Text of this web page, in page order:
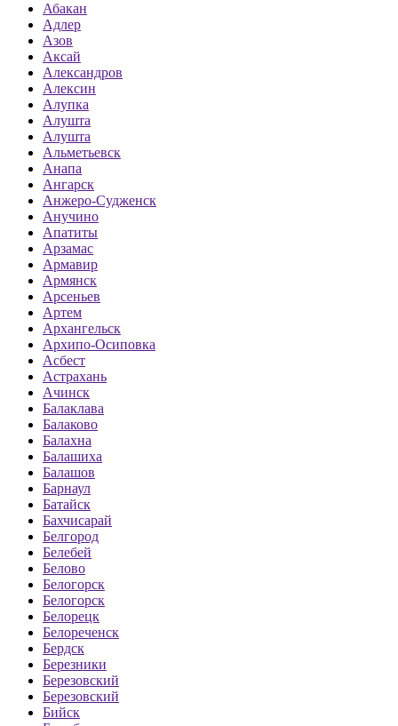
Абакан
Адлер
Азов
Аксай
Александров
Алексин
Алупка
Алушта
Алушта
Альметьевск
Анапа
Ангарск
Анжеро-Судженск
Анучино
Апатиты
Арзамас
Армавир
Армянск
Арсеньев
Артем
Архангельск
Архипо-Осиповка
Асбест
Астрахань
Ачинск
Балаклава
Балаково
Балахна
Балашиха
Балашов
Барнаул
Батайск
Бахчисарай
Белгород
Белебей
Белово
Белогорск
Белогорск
Белорецк
Белореченск
Бердск
Березники
Березовский
Березовский
Бийск